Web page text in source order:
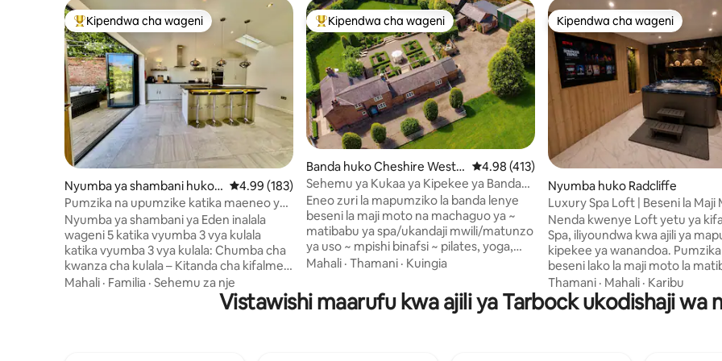
Kipendwa maarufu cha wageni
Kipendwa cha wageni
Nyumba ya shambani huko F
rodsham
Ukadiriaji wa wastani wa 4.99 kati ya 5, tathmini 183
4.99 (183)
Pumzika na upumzike katika maeneo ya
vijijini ya Cheshire
Nyumba ya shambani ya Eden inalala
wageni 5 katika vyumba 3 vya kulala
katika vyumba 3 vya kulala: Chumba cha
kwanza cha kulala – Kitanda cha kifalme
Chumba cha 2 cha kulala – Mfalme
mkubwa au pacha Chumba cha kulala 3 –
Mahali · Familia · Sehemu za nje
Kipendwa maarufu cha wageni
Kipendwa cha wageni
Banda huko Cheshire West a
nd Chester
Ukadiriaji wa wastani wa 4.98 kati ya 5,
4.98 (413)
Sehemu ya Kukaa ya Kipekee ya Banda
Huduma za spa na mpishi katika eneo hilo
Eneo zuri la mapumziko la banda lenye
beseni la maji moto na machaguo ya ~
matibabu ya spa/ukandaji mwili/matunzo
ya uso ~ mpishi binafsi ~ pilates, yoga,
zumba Inafaa kwa wanandoa,
Oulton Smithy. Karibu na mzunguko wa
mbio wa Oulton Park katika eneo zuri la
Mahali · Thamani · Kuingia
Kipendwa cha wageni
Kipendwa cha wageni
Nyumba huko Radcliffe
Luxury Spa Loft | Beseni la Maji
Ndani la Kibinafsi na Sauna
Nenda kwenye Loft yetu ya
Spa, iliyoundwa kwa ajili ya
kipekee ya wanandoa.
beseni lako la maji moto la
maji na upumzike kwenye
isiyoonekana, kisha
ukitumia Smart TV ya inchi 50
Thamani · Mahali · Karibu
Vistawishi maarufu kwa ajili ya Tarbock ukodishaji wa